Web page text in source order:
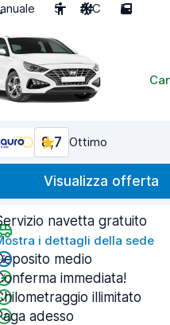
5 A/C 5
8,7 Ottimo
Visualizza offerta
navetta gratuito
i dettagli della sede
medio
immediata!
illimitato
adesso